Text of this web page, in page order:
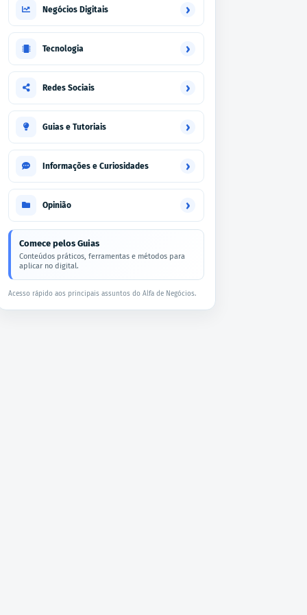
Negócios Digitais ›
Tecnologia ›
Redes Sociais ›
Guias e Tutoriais ›
Informações e Curiosidades ›
Opinião ›
Comece pelos Guias
Conteúdos práticos, ferramentas e métodos para
aplicar no digital.
Acesso rápido aos principais assuntos do Alfa de Negócios.